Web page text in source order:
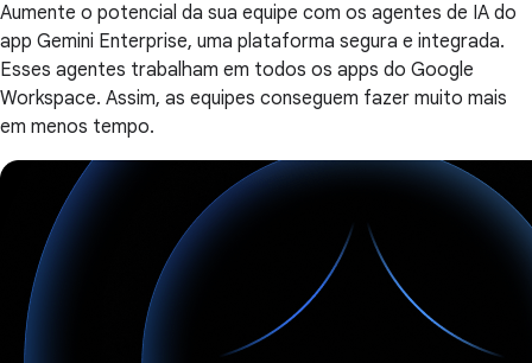
Aumente o potencial da sua equipe com os agentes de IA do
app Gemini Enterprise, uma plataforma segura e integrada.
Esses agentes trabalham em todos os apps do Google
Workspace. Assim, as equipes conseguem fazer muito mais
em menos tempo.